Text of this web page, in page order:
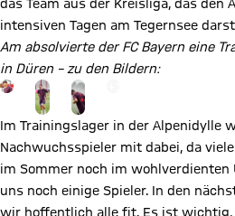
das Team aus der Kreisliga, das den
intensiven Tagen am Tegernsee
Am absolvierte der FC Bayern eine
in Düren – zu den Bildern:
Gehe zu Gallerie Seite: zur Galerie
Im Trainingslager in der Alpenidylle
Nachwuchsspieler mit dabei, da
im Sommer noch im wohlverdienten
uns noch einige Spieler. In den
wir hoffentlich alle fit. Es ist